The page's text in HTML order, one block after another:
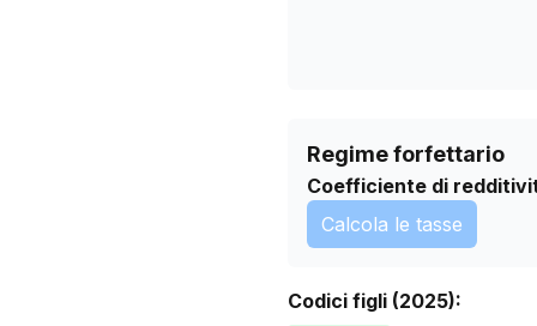
Regime forfettario
Coefficiente di
Calcola le tasse
Codici figli (2025):